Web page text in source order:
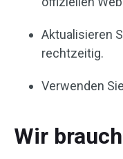
Aktualisieren
rechtzeitig.
Verwenden
Wir